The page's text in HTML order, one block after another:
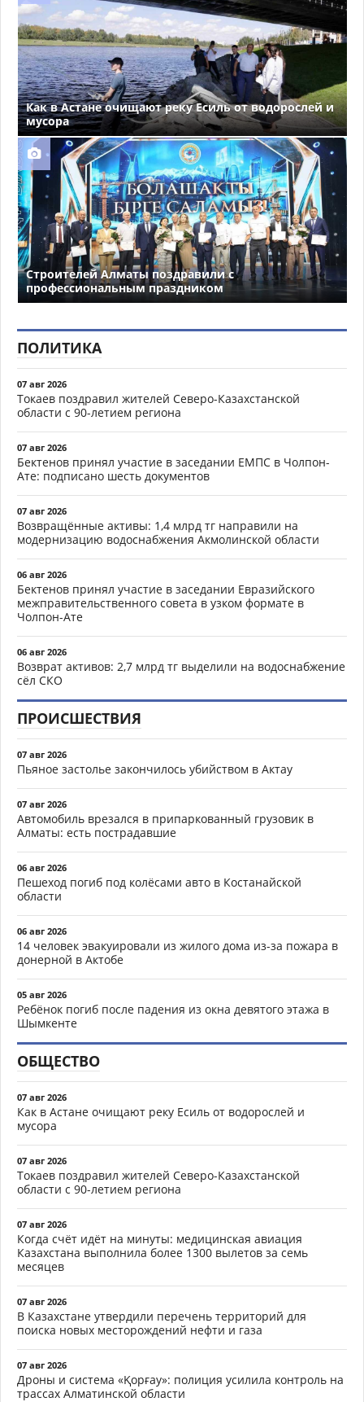
Как в Астане очищают реку Есиль от водорослей и
мусора
Строителей Алматы поздравили с
профессиональным праздником
ПОЛИТИКА
07 авг 2026
Токаев поздравил жителей Северо-Казахстанской
области с 90-летием региона
07 авг 2026
Бектенов принял участие в заседании ЕМПС в Чолпон-
Ате: подписано шесть документов
07 авг 2026
Возвращённые активы: 1,4 млрд тг направили на
модернизацию водоснабжения Акмолинской области
06 авг 2026
Бектенов принял участие в заседании Евразийского
межправительственного совета в узком формате в
Чолпон-Ате
06 авг 2026
Возврат активов: 2,7 млрд тг выделили на водоснабжение
сёл СКО
ПРОИСШЕСТВИЯ
07 авг 2026
Пьяное застолье закончилось убийством в Актау
07 авг 2026
Автомобиль врезался в припаркованный грузовик в
Алматы: есть пострадавшие
06 авг 2026
Пешеход погиб под колёсами авто в Костанайской
области
06 авг 2026
14 человек эвакуировали из жилого дома из-за пожара в
донерной в Актобе
05 авг 2026
Ребёнок погиб после падения из окна девятого этажа в
Шымкенте
ОБЩЕСТВО
07 авг 2026
Как в Астане очищают реку Есиль от водорослей и
мусора
07 авг 2026
Токаев поздравил жителей Северо-Казахстанской
области с 90-летием региона
07 авг 2026
Когда счёт идёт на минуты: медицинская авиация
Казахстана выполнила более 1300 вылетов за семь
месяцев
07 авг 2026
В Казахстане утвердили перечень территорий для
поиска новых месторождений нефти и газа
07 авг 2026
Дроны и система «Қорғау»: полиция усилила контроль на
трассах Алматинской области